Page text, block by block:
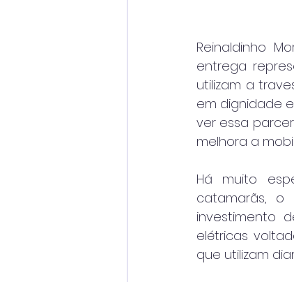
Reinaldinho
entrega
utilizam a
em dignidade
ver essa
melhora a
Há muito
catamarãs, o
investimento
elétricas
que utilizam